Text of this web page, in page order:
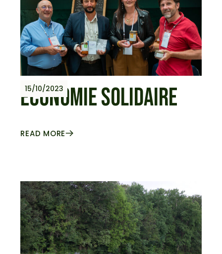
15/10/2023
ÉCONOMIE SOLIDAIRE
READ MORE